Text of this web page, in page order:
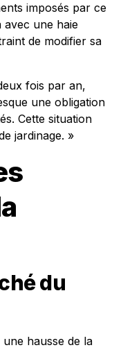
imposés par ce
avec une haie
de modifier sa
fois par an,
une obligation
Cette situation
jardinage. »
du
une hausse de la